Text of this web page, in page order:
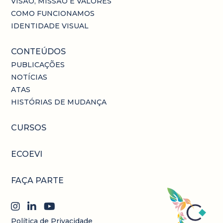
COMO FUNCIONAMOS
IDENTIDADE VISUAL
CONTEÚDOS
PUBLICAÇÕES
NOTÍCIAS
ATAS
HISTÓRIAS DE MUDANÇA
CURSOS
ECOEVI
FAÇA PARTE
Política de Privacidade